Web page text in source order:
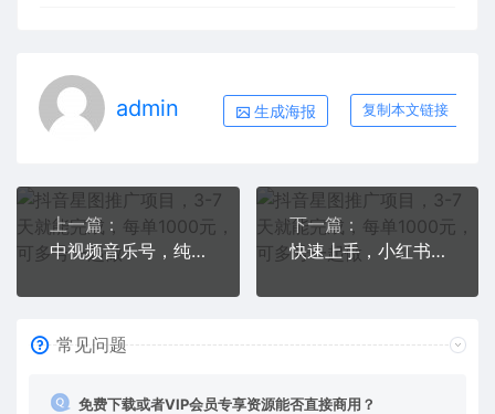
admin 生成海报 复制本文链接
上一篇：
中视频音乐号，纯原创，新手小白都可以
下一篇：
快速上手，小红书简单售卖PPT，当日变现1000+，就靠它
常见问题
免费下载或者VIP会员专享资源能否直接商用？